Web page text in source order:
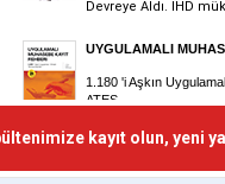
kayıt olun, yeni